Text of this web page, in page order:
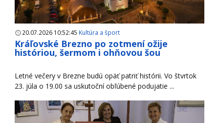
20.07.2026 10:52:45 Kultúra a šport
Kráľovské Brezno po zotmení ožije
históriou, šermom i ohňovou šou
Letné večery v Brezne budú opäť patriť histórii. Vo štvrtok
23. júla o 19.00 sa uskutoční obľúbené podujatie ...